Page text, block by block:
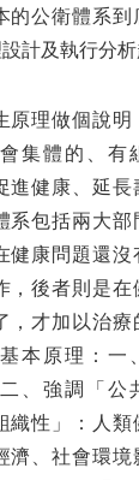
的公衛體系到
計及執行分析
原理做個說明
集體的、有
進健康、延長
系包括兩大部
健康問題還沒
，後者則是在
才加以治療
本原理：一
、強調「公
織性」：人類
濟、社會環境